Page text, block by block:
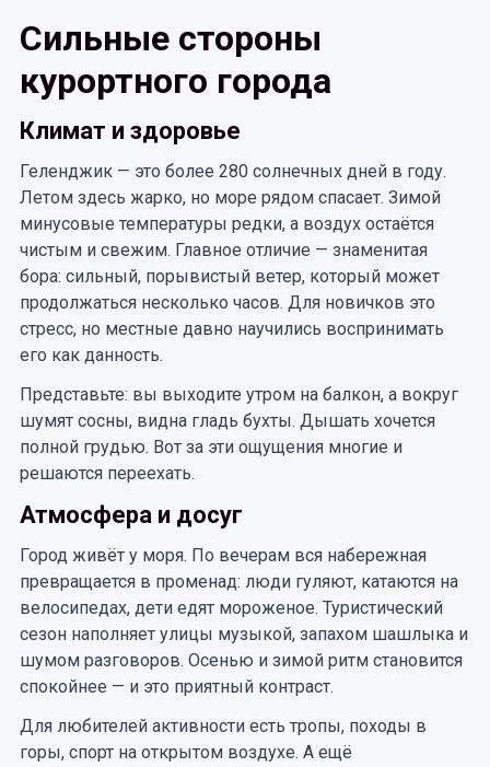
Сильные стороны
курортного города
Климат и здоровье
Геленджик — это более 280 солнечных дней в году.
Летом здесь жарко, но море рядом спасает. Зимой
минусовые температуры редки, а воздух остаётся
чистым и свежим. Главное отличие — знаменитая
бора: сильный, порывистый ветер, который может
продолжаться несколько часов. Для новичков это
стресс, но местные давно научились воспринимать
его как данность.
Представьте: вы выходите утром на балкон, а вокруг
шумят сосны, видна гладь бухты. Дышать хочется
полной грудью. Вот за эти ощущения многие и
решаются переехать.
Атмосфера и досуг
Город живёт у моря. По вечерам вся набережная
превращается в променад: люди гуляют, катаются на
велосипедах, дети едят мороженое. Туристический
сезон наполняет улицы музыкой, запахом шашлыка и
шумом разговоров. Осенью и зимой ритм становится
спокойнее — и это приятный контраст.
Для любителей активности есть тропы, походы в
горы, спорт на открытом воздухе. А ещё